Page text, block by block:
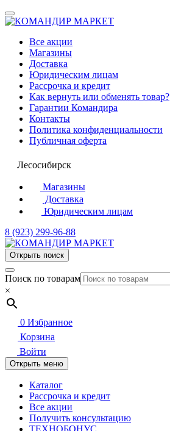
Все акции
Магазины
Доставка
Юридическим лицам
Рассрочка и кредит
Как вернуть или обменять товар?
Гарантии Командира
Контакты
Политика конфиденциальности
Публичная оферта
Лесосибирск
Магазины
Доставка
Юридическим лицам
8 (923) 299-96-88
Открыть поиск
Поиск по товарам
×
0 Избранное
Корзина
Войти
Открыть меню
Каталог
Рассрочка и кредит
Все акции
Получить консультацию
ТЕХНОБОНУС